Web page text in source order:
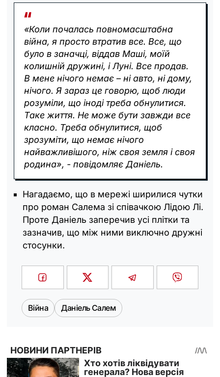
«Коли почалась повномасштабна
війна, я просто втратив все. Все, що
було в заначці, віддав Маші, моїй
колишній дружині, і Луні. Все продав.
В мене нічого немає – ні авто, ні дому,
нічого. Я зараз це говорю, щоб люди
розуміли, що іноді треба обнулитися.
Таке життя. Не може бути завжди все
класно. Треба обнулитися, щоб
зрозуміти, що немає нічого
найважливішого, ніж своя земля і своя
родина», - повідомляє Даніель.
Нагадаємо, що в мережі ширилися чутки
про роман Салема зі співачкою Лідою Лі.
Проте Даніель заперечив усі плітки та
зазначив, що між ними виключно дружні
стосунки.
Війна Даніель Салем